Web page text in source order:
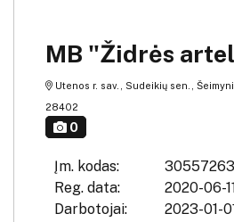
MB "Židrės
Utenos r. sav., Sudeikių sen.,
28402
0
Įm. kodas:
Reg. data:
2020-06-
Darbotojai:
2023-01-